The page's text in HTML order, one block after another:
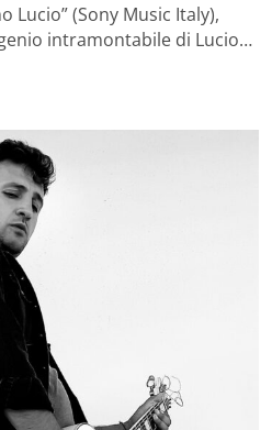
Lucio” (Sony Music Italy),
intramontabile di Lucio…